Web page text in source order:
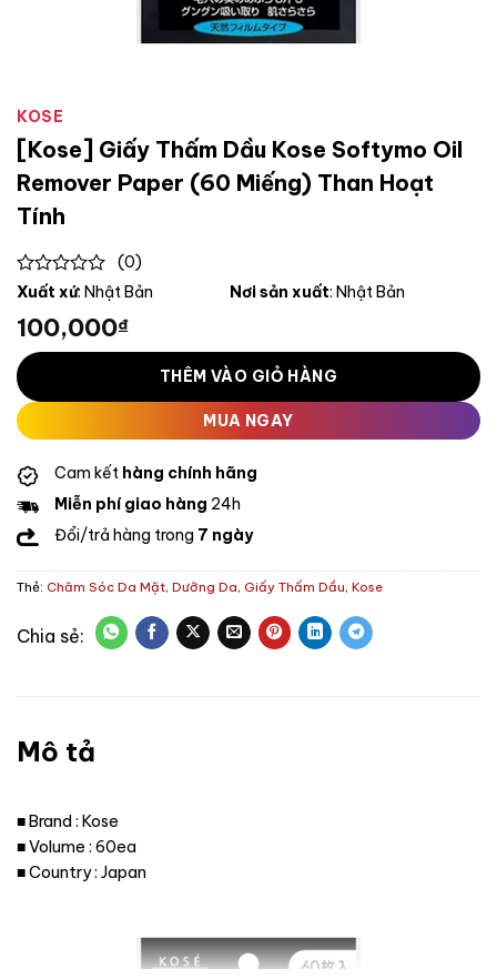
KOSE
[Kose] Giấy Thấm Dầu Kose Softymo Oil
Remover Paper (60 Miếng) Than Hoạt
Tính
0
of
5
(0)
Xuất xứ: Nhật Bản Nơi sản xuất: Nhật Bản
100,000₫
THÊM VÀO GIỎ HÀNG
MUA NGAY
Cam kết hàng chính hãng
Miễn phí giao hàng 24h
Đổi/trả hàng trong 7 ngày
Thẻ: Chăm Sóc Da Mặt, Dưỡng Da, Giấy Thấm Dầu, Kose
Mô tả
■ Brand : Kose
■ Volume : 60ea
■ Country : Japan